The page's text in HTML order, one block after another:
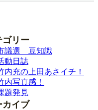
ゴリー
議選 豆知識
動日誌
内充の上田あさイチ！
内写真感！
題発見
カイブ